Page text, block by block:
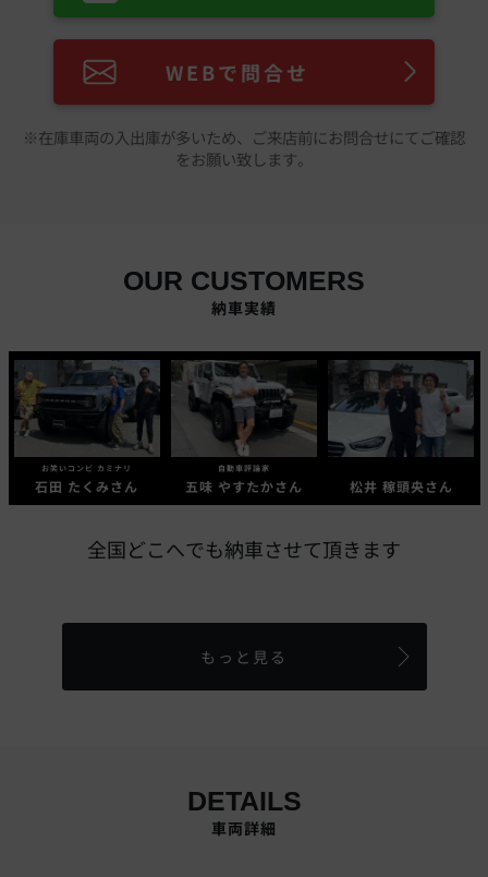
WEBで問合せ
※在庫車両の入出庫が多いため、ご来店前にお問合せにてご確認
をお願い致します。
OUR CUSTOMERS
納車実績
お笑いコンビ カミナリ
石田 たくみさん
自動車評論家
五味 やすたかさん 松井 稼頭央さん
全国どこへでも納車させて頂きます
もっと見る
DETAILS
車両詳細